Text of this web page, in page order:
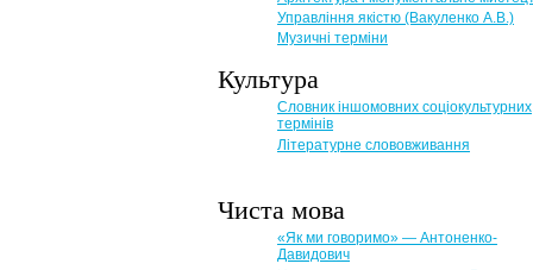
Управління якістю (Вакуленко А.В.)
Музичні терміни
Культура
Словник іншомовних соціокультурних
термінів
Літературне слововживання
Чиста мова
«Як ми говоримо» — Антоненко-
Давидович